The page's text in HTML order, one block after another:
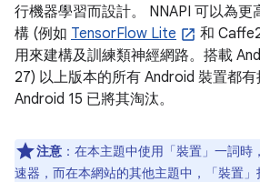
行機器學習而設計。 NNAPI 可以為更
構 (例如 TensorFlow Lite
和
用來建構及訓練類神經網路。搭載
27) 以上版本的所有 Android 裝置都
Android 15 已將其淘汰。
注意 ：在本主題中使用「裝置」一詞時
速器，而在本網站的其他主題中，「裝置